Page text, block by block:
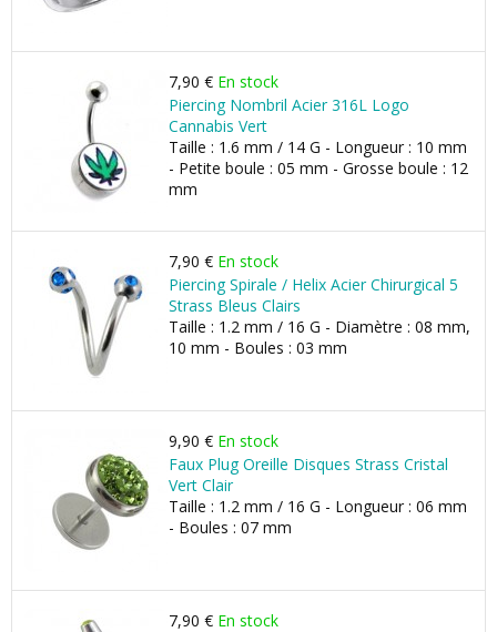
7,90 € En stock
Piercing Nombril Acier 316L Logo
Cannabis Vert
Taille : 1.6 mm / 14 G - Longueur : 10 mm
- Petite boule : 05 mm - Grosse boule : 12
mm
7,90 € En stock
Piercing Spirale / Helix Acier Chirurgical 5
Strass Bleus Clairs
Taille : 1.2 mm / 16 G - Diamètre : 08 mm,
10 mm - Boules : 03 mm
9,90 € En stock
Faux Plug Oreille Disques Strass Cristal
Vert Clair
Taille : 1.2 mm / 16 G - Longueur : 06 mm
- Boules : 07 mm
7,90 € En stock